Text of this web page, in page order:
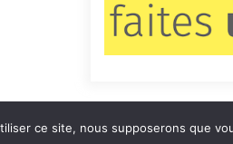
Contact Qui sommes-nous
ce site, nous supposerons que